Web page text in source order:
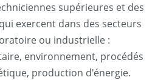
supérieures et des
exercent dans des secteurs
ou industrielle :
environnement, procédés
production d'énergie.